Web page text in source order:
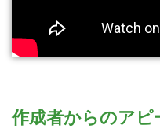
作成者からのアピ